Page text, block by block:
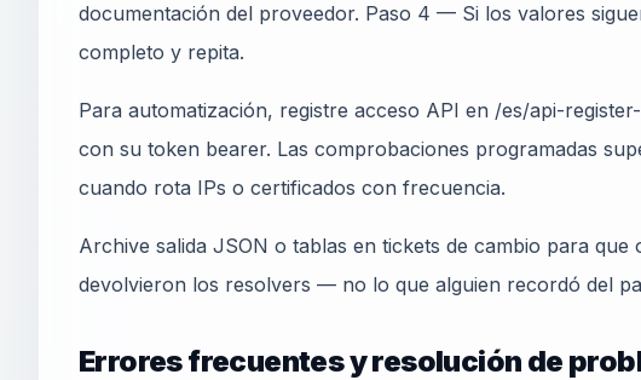
documentación del proveedor. Paso 4 — Si los valores
completo y repita.
Para automatización, registre acceso API en /es/api-
con su token bearer. Las comprobaciones programadas
cuando rota IPs o certificados con frecuencia.
Archive salida JSON o tablas en tickets de cambio para que
devolvieron los resolvers — no lo que alguien recordó del
Errores frecuentes y resolución de